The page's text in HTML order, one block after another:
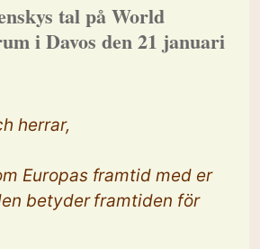
tal på World
i Davos den 21 januari
herrar,
Europas framtid med er
betyder framtiden för